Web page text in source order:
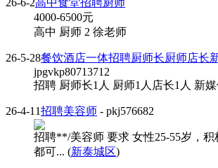
26-6-2高中食堂招聘厨师
4000-6500元
高中 厨师 2 徐老师
26-5-28餐饮酒店一体招聘厨师长厨师店长
jpgvkp80713712
招聘 厨师长1人 厨师1人店长1人 新
26-4-11招聘美容师 - pkj576682
招聘**/美容师 要求 女性25-55岁，
都可... (新泰城区)